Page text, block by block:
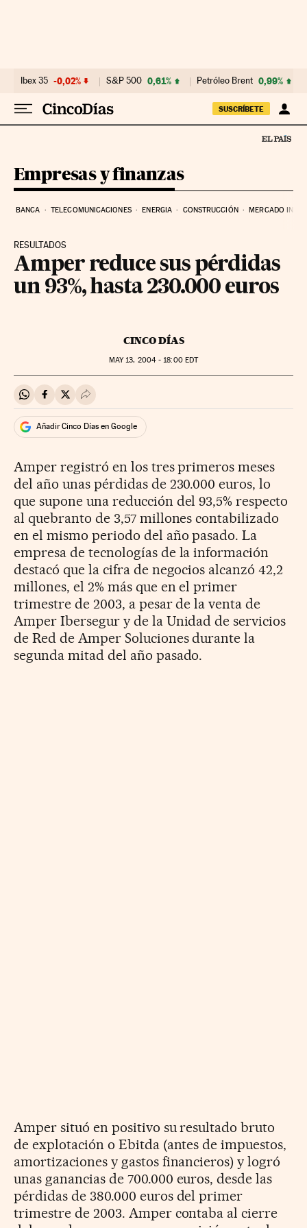
Ibex 35 -0,02% S&P 500 0,61% Petróleo Brent 0,99%
SUSCRÍBETE
Empresas y finanzas
BANCA TELECOMUNICACIONES ENERGIA CONSTRUCCIÓN MERCADO
RESULTADOS
Amper reduce sus pérdidas
un 93%, hasta 230.000 euros
CINCO DÍAS
MAY13, 2004 - 18:00EDT
Compartir en Whatsapp
Compartir en Facebook
Compartir en Twitter
Desplegar Redes Sociales
Añadir Cinco Días en Google
Amper registró en los tres primeros meses
del año unas pérdidas de 230.000 euros, lo
que supone una reducción del 93,5% respecto
al quebranto de 3,57 millones contabilizado
en el mismo periodo del año pasado. La
empresa de tecnologías de la información
destacó que la cifra de negocios alcanzó 42,2
millones, el 2% más que en el primer
trimestre de 2003, a pesar de la venta de
Amper Ibersegur y de la Unidad de servicios
de Red de Amper Soluciones durante la
segunda mitad del año pasado.
Amper situó en positivo su resultado bruto
de explotación o Ebitda (antes de impuestos,
amortizaciones y gastos financieros) y logró
unas ganancias de 700.000 euros, desde las
pérdidas de 380.000 euros del primer
trimestre de 2003. Amper contaba al cierre